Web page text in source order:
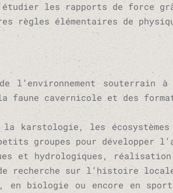
les rapports de force
règles élémentaires de
l’environnement
cavernicole et des
la karstologie, les
groupes pour développer
et hydrologiques,
recherche sur l’histoire
en biologie ou encore en